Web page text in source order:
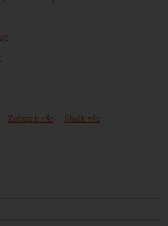
| Zobrazit vše | Sbalit vše